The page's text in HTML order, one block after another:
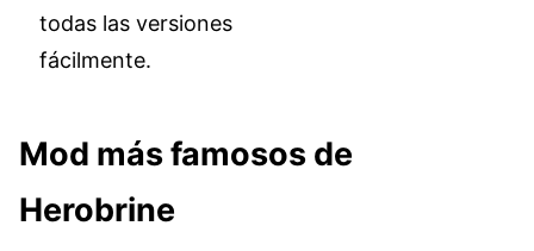
todas las versiones
fácilmente.
Mod más famosos de
Herobrine